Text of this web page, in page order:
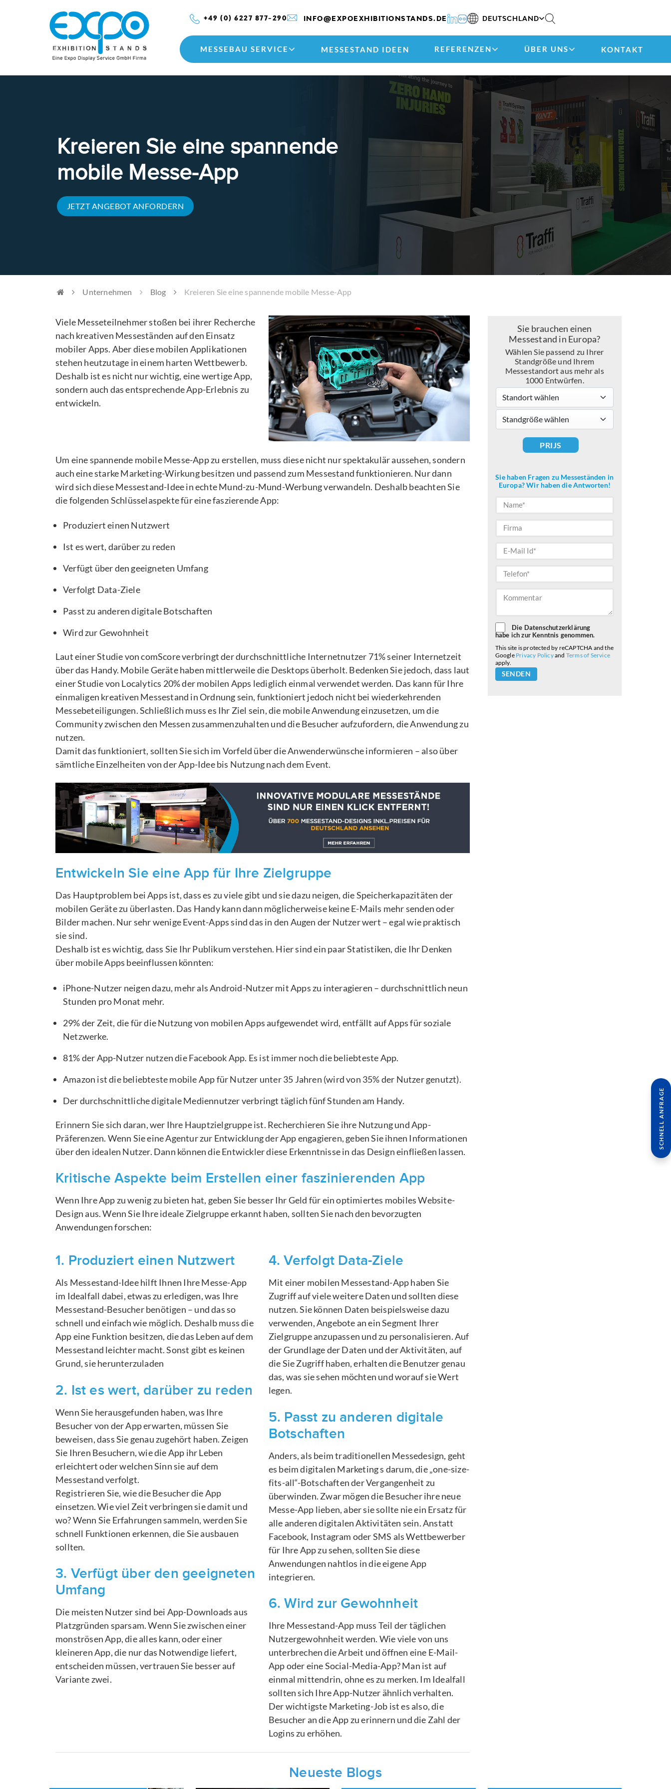
+49 (0) 6227 877-290 INFO@EXPOEXHIBITIONSTANDS.DE DEUTSCHLAND
MESSEBAU SERVICE MESSESTAND IDEEN REFERENZEN ÜBER UNS KONTAKT
Kreieren Sie eine spannende
mobile Messe-App
JETZT ANGEBOT ANFORDERN
Unternehmen Blog Kreieren Sie eine spannende mobile Messe-App
Viele Messeteilnehmer stoßen bei ihrer Recherche
nach kreativen Messeständen auf den Einsatz
mobiler Apps. Aber diese mobilen Applikationen
stehen heutzutage in einem harten Wettbewerb.
Deshalb ist es nicht nur wichtig, eine wertige App,
sondern auch das entsprechende App-Erlebnis zu
entwickeln.
Um eine spannende mobile Messe-App zu erstellen, muss diese nicht nur spektakulär aussehen, sondern
auch eine starke Marketing-Wirkung besitzen und passend zum Messestand funktionieren. Nur dann
wird sich diese Messestand-Idee in echte Mund-zu-Mund-Werbung verwandeln. Deshalb beachten Sie
die folgenden Schlüsselaspekte für eine faszierende App:
Produziert einen Nutzwert
Ist es wert, darüber zu reden
Verfügt über den geeigneten Umfang
Verfolgt Data-Ziele
Passt zu anderen digitale Botschaften
Wird zur Gewohnheit
Laut einer Studie von comScore verbringt der durchschnittliche Internetnutzer 71% seiner Internetzeit
über das Handy. Mobile Geräte haben mittlerweile die Desktops überholt. Bedenken Sie jedoch, dass laut
einer Studie von Localytics 20% der mobilen Apps lediglich einmal verwendet werden. Das kann für Ihre
einmaligen kreativen Messestand in Ordnung sein, funktioniert jedoch nicht bei wiederkehrenden
Messebeteiligungen. Schließlich muss es Ihr Ziel sein, die mobile Anwendung einzusetzen, um die
Community zwischen den Messen zusammenzuhalten und die Besucher aufzufordern, die Anwendung zu
nutzen.
Damit das funktioniert, sollten Sie sich im Vorfeld über die Anwenderwünsche informieren – also über
sämtliche Einzelheiten von der App-Idee bis Nutzung nach dem Event.
Entwickeln Sie eine App für Ihre Zielgruppe
Das Hauptproblem bei Apps ist, dass es zu viele gibt und sie dazu neigen, die Speicherkapazitäten der
mobilen Geräte zu überlasten. Das Handy kann dann möglicherweise keine E-Mails mehr senden oder
Bilder machen. Nur sehr wenige Event-Apps sind das in den Augen der Nutzer wert – egal wie praktisch
sie sind.
Deshalb ist es wichtig, dass Sie Ihr Publikum verstehen. Hier sind ein paar Statistiken, die Ihr Denken
über mobile Apps beeinflussen könnten:
iPhone-Nutzer neigen dazu, mehr als Android-Nutzer mit Apps zu interagieren – durchschnittlich neun
Stunden pro Monat mehr.
29% der Zeit, die für die Nutzung von mobilen Apps aufgewendet wird, entfällt auf Apps für soziale
Netzwerke.
81% der App-Nutzer nutzen die Facebook App. Es ist immer noch die beliebteste App.
Amazon ist die beliebteste mobile App für Nutzer unter 35 Jahren (wird von 35% der Nutzer genutzt).
Der durchschnittliche digitale Mediennutzer verbringt täglich fünf Stunden am Handy.
Erinnern Sie sich daran, wer Ihre Hauptzielgruppe ist. Recherchieren Sie ihre Nutzung und App-
Präferenzen. Wenn Sie eine Agentur zur Entwicklung der App engagieren, geben Sie ihnen Informationen
über den idealen Nutzer. Dann können die Entwickler diese Erkenntnisse in das Design einfließen lassen.
Kritische Aspekte beim Erstellen einer faszinierenden App
Wenn Ihre App zu wenig zu bieten hat, geben Sie besser Ihr Geld für ein optimiertes mobiles Website-
Design aus. Wenn Sie Ihre ideale Zielgruppe erkannt haben, sollten Sie nach den bevorzugten
Anwendungen forschen:
1. Produziert einen Nutzwert
Als Messestand-Idee hilft Ihnen Ihre Messe-App
im Idealfall dabei, etwas zu erledigen, was Ihre
Messestand-Besucher benötigen – und das so
schnell und einfach wie möglich. Deshalb muss die
App eine Funktion besitzen, die das Leben auf dem
Messestand leichter macht. Sonst gibt es keinen
Grund, sie herunterzuladen
2. Ist es wert, darüber zu reden
Wenn Sie herausgefunden haben, was Ihre
Besucher von der App erwarten, müssen Sie
beweisen, dass Sie genau zugehört haben. Zeigen
Sie Ihren Besuchern, wie die App ihr Leben
erleichtert oder welchen Sinn sie auf dem
Messestand verfolgt.
Registrieren Sie, wie die Besucher die App
einsetzen. Wie viel Zeit verbringen sie damit und
wo? Wenn Sie Erfahrungen sammeln, werden Sie
schnell Funktionen erkennen, die Sie ausbauen
sollten.
3. Verfügt über den geeigneten
Umfang
Die meisten Nutzer sind bei App-Downloads aus
Platzgründen sparsam. Wenn Sie zwischen einer
monströsen App, die alles kann, oder einer
kleineren App, die nur das Notwendige liefert,
entscheiden müssen, vertrauen Sie besser auf
Variante zwei.
4. Verfolgt Data-Ziele
Mit einer mobilen Messestand-App haben Sie
Zugriff auf viele weitere Daten und sollten diese
nutzen. Sie können Daten beispielsweise dazu
verwenden, Angebote an ein Segment Ihrer
Zielgruppe anzupassen und zu personalisieren. Auf
der Grundlage der Daten und der Aktivitäten, auf
die Sie Zugriff haben, erhalten die Benutzer genau
das, was sie sehen möchten und worauf sie Wert
legen.
5. Passt zu anderen digitale
Botschaften
Anders, als beim traditionellen Messedesign, geht
es beim digitalen Marketing s darum, die „one-size-
fits-all“-Botschaften der Vergangenheit zu
überwinden. Zwar mögen die Besucher ihre neue
Messe-App lieben, aber sie sollte nie ein Ersatz für
alle anderen digitalen Aktivitäten sein. Anstatt
Facebook, Instagram oder SMS als Wettbewerber
für Ihre App zu sehen, sollten Sie diese
Anwendungen nahtlos in die eigene App
integrieren.
6. Wird zur Gewohnheit
Ihre Messestand-App muss Teil der täglichen
Nutzergewohnheit werden. Wie viele von uns
unterbrechen die Arbeit und öffnen eine E-Mail-
App oder eine Social-Media-App? Man ist auf
einmal mittendrin, ohne es zu merken. Im Idealfall
sollten sich Ihre App-Nutzer ähnlich verhalten.
Der wichtigste Marketing-Job ist es also, die
Besucher an die App zu erinnern und die Zahl der
Logins zu erhöhen.
Sie brauchen einen
Messestand in Europa?
Wählen Sie passend zu Ihrer
Standgröße und Ihrem
Messestandort aus mehr als
1000 Entwürfen.
PRIJS
Sie haben Fragen zu Messeständen in
Europa? Wir haben die Antworten!
Die Datenschutzerklärung
habe ich zur Kenntnis genommen.
This site is protected by reCAPTCHA and the
Google Privacy Policyand Terms of Service
apply.
Please
leave
Neueste Blogs
SCHNELL ANFRAGE